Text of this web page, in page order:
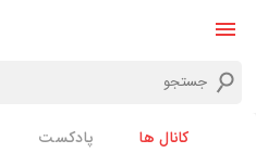
کانال ها پادکست